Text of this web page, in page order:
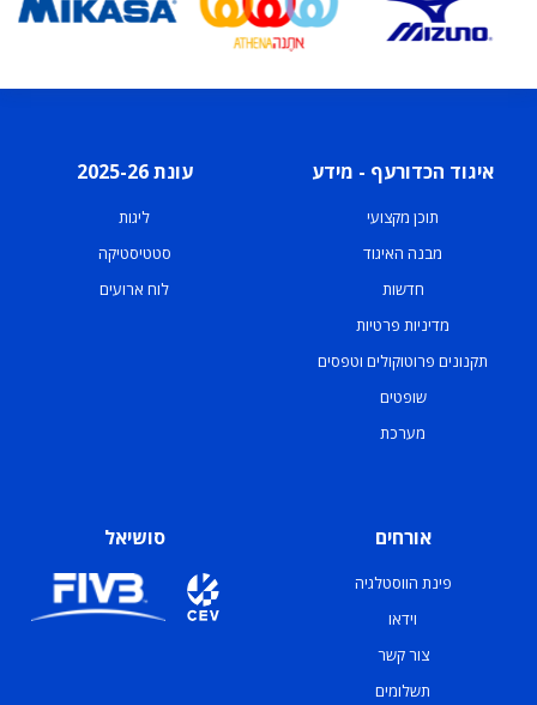
איגוד הכדורעף - מידע
תוכן מקצועי
מבנה האיגוד
חדשות
מדיניות פרטיות
תקנונים פרוטוקולים וטפסים
שופטים
מערכת
עונת 2025-26
ליגות
סטטיסטיקה
לוח ארועים
אורחים
פינת הווסטלגיה
וידאו
צור קשר
תשלומים
סושיאל